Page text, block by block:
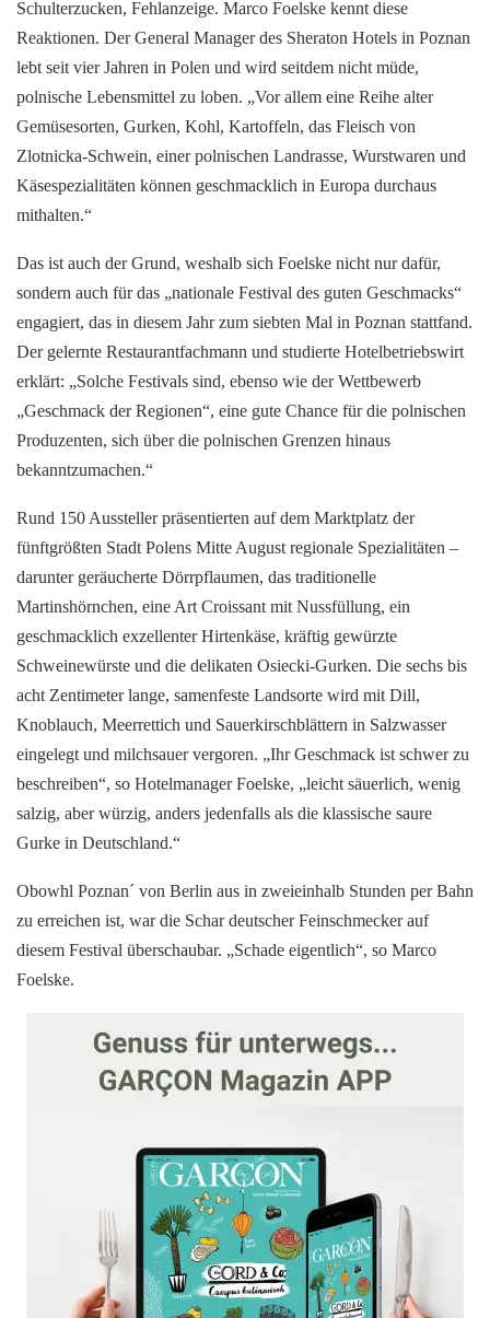
Schulterzucken, Fehlanzeige. Marco Foelske kennt diese
Reaktionen. Der General Manager des Sheraton Hotels in Poznan
lebt seit vier Jahren in Polen und wird seitdem nicht müde,
polnische Lebensmittel zu loben. „Vor allem eine Reihe alter
Gemüsesorten, Gurken, Kohl, Kartoffeln, das Fleisch von
Zlotnicka-Schwein, einer polnischen Landrasse, Wurstwaren und
Käsespezialitäten können geschmacklich in Europa durchaus
mithalten.“
Das ist auch der Grund, weshalb sich Foelske nicht nur dafür,
sondern auch für das „nationale Festival des guten Geschmacks“
engagiert, das in diesem Jahr zum siebten Mal in Poznan stattfand.
Der gelernte Restaurantfachmann und studierte Hotelbetriebswirt
erklärt: „Solche Festivals sind, ebenso wie der Wettbewerb
„Geschmack der Regionen“, eine gute Chance für die polnischen
Produzenten, sich über die polnischen Grenzen hinaus
bekanntzumachen.“
Rund 150 Aussteller präsentierten auf dem Marktplatz der
fünftgrößten Stadt Polens Mitte August regionale Spezialitäten –
darunter geräucherte Dörrpflaumen, das traditionelle
Martinshörnchen, eine Art Croissant mit Nussfüllung, ein
geschmacklich exzellenter Hirtenkäse, kräftig gewürzte
Schweinewürste und die delikaten Osiecki-Gurken. Die sechs bis
acht Zentimeter lange, samenfeste Landsorte wird mit Dill,
Knoblauch, Meerrettich und Sauerkirschblättern in Salzwasser
eingelegt und milchsauer vergoren. „Ihr Geschmack ist schwer zu
beschreiben“, so Hotelmanager Foelske, „leicht säuerlich, wenig
salzig, aber würzig, anders jedenfalls als die klassische saure
Gurke in Deutschland.“
Obowhl Poznan´ von Berlin aus in zweieinhalb Stunden per Bahn
zu erreichen ist, war die Schar deutscher Feinschmecker auf
diesem Festival überschaubar. „Schade eigentlich“, so Marco
Foelske.